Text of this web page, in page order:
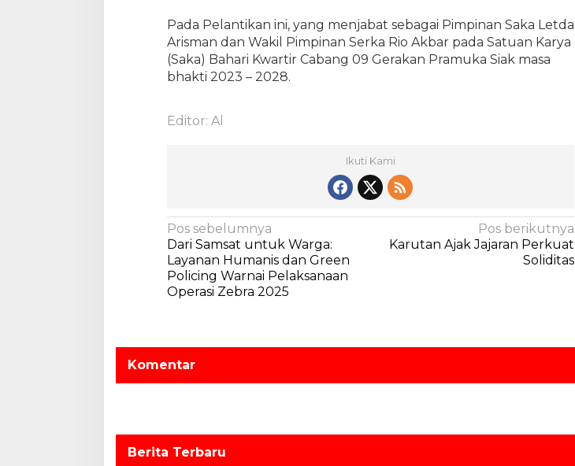
Pada Pelantikan ini, yang menjabat sebagai Pimpinan Saka Letda
Arisman dan Wakil Pimpinan Serka Rio Akbar pada Satuan Karya
(Saka) Bahari Kwartir Cabang 09 Gerakan Pramuka Siak masa
bhakti 2023 – 2028.
Editor: Al
Ikuti Kami
N
a
v
i
a
s
i
o
s
Pos sebelumnya
Dari Samsat untuk Warga:
Layanan Humanis dan Green
Policing Warnai Pelaksanaan
Operasi Zebra 2025
Pos berikutnya
Karutan Ajak Jajaran Perkuat
Soliditas
Komentar
Berita Terbaru